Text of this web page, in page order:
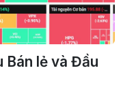
Bán lẻ và Đầu